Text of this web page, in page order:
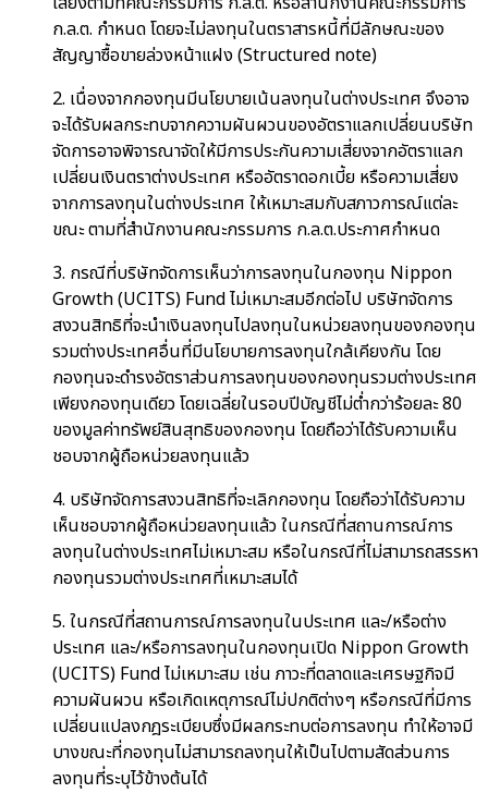
ก.ล.ต. กำหนด โดยจะไม่ลงทุนในตราสารหนี้ที่มีลักษณะของ
สัญญาซื้อขายล่วงหน้าแฝง (Structured note)
2. เนื่องจากกองทุนมีนโยบายเน้นลงทุนในต่างประเทศ จึงอาจ
จะได้รับผลกระทบจากความผันผวนของอัตราแลกเปลี่ยนบริษัท
จัดการอาจพิจารณาจัดให้มีการประกันความเสี่ยงจากอัตราแลก
เปลี่ยนเงินตราต่างประเทศ หรืออัตราดอกเบี้ย หรือความเสี่ยง
จากการลงทุนในต่างประเทศ ให้เหมาะสมกับสภาวการณ์แต่ละ
ขณะ ตามที่สำนักงานคณะกรรมการ ก.ล.ต.ประกาศกำหนด
3. กรณีที่บริษัทจัดการเห็นว่าการลงทุนในกองทุน Nippon
Growth (UCITS) Fund ไม่เหมาะสมอีกต่อไป บริษัทจัดการ
สงวนสิทธิที่จะนำเงินลงทุนไปลงทุนในหน่วยลงทุนของกองทุน
รวมต่างประเทศอื่นที่มีนโยบายการลงทุนใกล้เคียงกัน โดย
กองทุนจะดำรงอัตราส่วนการลงทุนของกองทุนรวมต่างประเทศ
เพียงกองทุนเดียว โดยเฉลี่ยในรอบปีบัญชีไม่ต่ำกว่าร้อยละ 80
ของมูลค่าทรัพย์สินสุทธิของกองทุน โดยถือว่าได้รับความเห็น
ชอบจากผู้ถือหน่วยลงทุนแล้ว
4. บริษัทจัดการสงวนสิทธิที่จะเลิกกองทุน โดยถือว่าได้รับความ
เห็นชอบจากผู้ถือหน่วยลงทุนแล้ว ในกรณีที่สถานการณ์การ
ลงทุนในต่างประเทศไม่เหมาะสม หรือในกรณีที่ไม่สามารถสรรหา
กองทุนรวมต่างประเทศที่เหมาะสมได้
5. ในกรณีที่สถานการณ์การลงทุนในประเทศ และ/หรือต่าง
ประเทศ และ/หรือการลงทุนในกองทุนเปิด Nippon Growth
(UCITS) Fund ไม่เหมาะสม เช่น ภาวะที่ตลาดและเศรษฐกิจมี
ความผันผวน หรือเกิดเหตุการณ์ไม่ปกติต่างๆ หรือกรณีที่มีการ
เปลี่ยนแปลงกฎระเบียบซึ่งมีผลกระทบต่อการลงทุน ทำให้อาจมี
บางขณะที่กองทุนไม่สามารถลงทุนให้เป็นไปตามสัดส่วนการ
ลงทุนที่ระบุไว้ข้างต้นได้